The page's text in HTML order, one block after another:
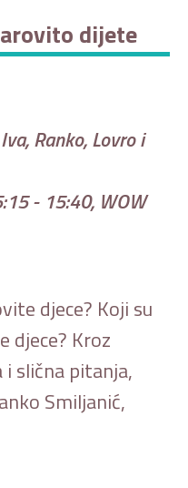
dijete
Ranko, Lovro i
- 15:40, WOW
djece? Koji su
djece? Kroz
slična pitanja,
Smiljanić,